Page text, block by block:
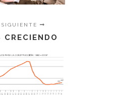
SIGUIENTE
CRECIENDO